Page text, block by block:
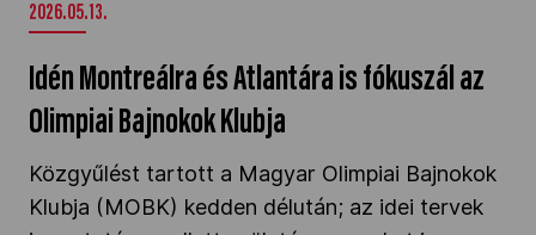
MOB
Kettőskarrier-program
2026.05.13.
Idén Montreálra és Atlantára is fókuszál az
Olimpiai Bajnokok Klubja
Közgyűlést tartott a Magyar Olimpiai Bajnokok
Klubja (MOBK) kedden délután; az idei tervek